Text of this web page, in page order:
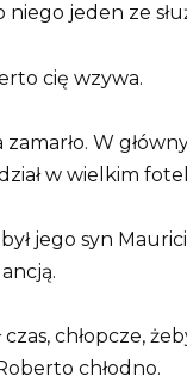
niego jeden ze
cię wzywa.
zamarło. W
w wielkim
jego syn
chłopcze,
chłodno.